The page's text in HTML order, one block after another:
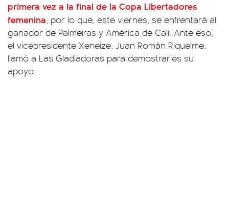
primera vez a la final de la Copa Libertadores
femenina, por lo que, este viernes, se enfrentará al
ganador de Palmeiras y América de Cali. Ante eso,
el vicepresidente Xeneize, Juan Román Riquelme,
llamó a Las Gladiadoras para demostrarles su
apoyo.